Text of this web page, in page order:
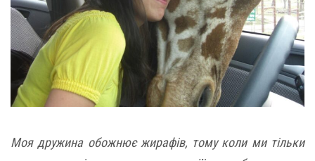
Моя дружина обожнює жирафів, тому коли ми тільки